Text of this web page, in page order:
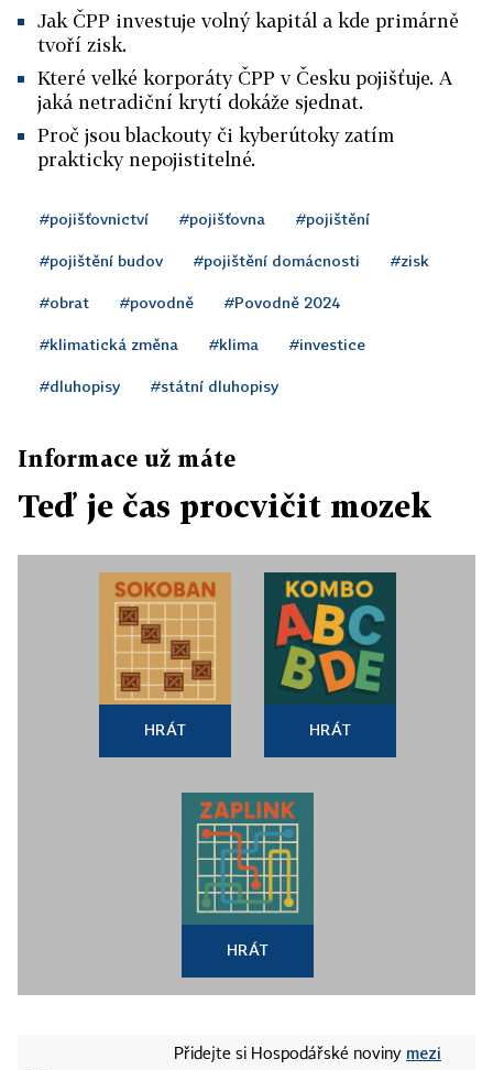
Jak ČPP investuje volný kapitál a kde primárně
tvoří zisk.
Které velké korporáty ČPP v Česku pojišťuje. A
jaká netradiční krytí dokáže sjednat.
Proč jsou blackouty či kyberútoky zatím
prakticky nepojistitelné.
#pojišťovnictví #pojišťovna #pojištění
#pojištění budov #pojištění domácnosti #zisk
#obrat #povodně #Povodně 2024
#klimatická změna #klima #investice
#dluhopisy #státní dluhopisy
Informace už máte
Teď je čas procvičit mozek
HRÁT HRÁT
HRÁT
Přidejte si Hospodářské noviny mezi